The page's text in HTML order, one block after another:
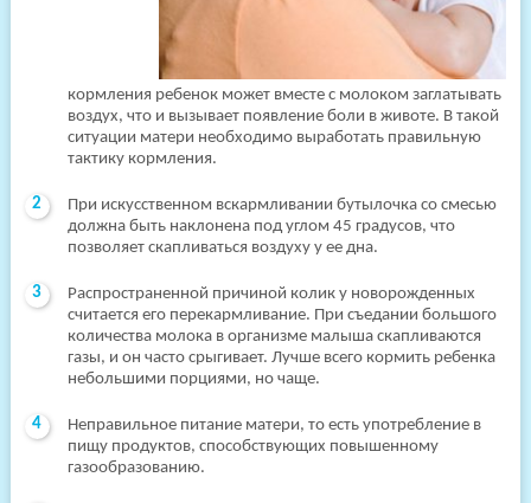
кормления ребенок может вместе с молоком заглатывать
воздух, что и вызывает появление боли в животе. В такой
ситуации матери необходимо выработать правильную
тактику кормления.
При искусственном вскармливании бутылочка со смесью
должна быть наклонена под углом 45 градусов, что
позволяет скапливаться воздуху у ее дна.
Распространенной причиной колик у новорожденных
считается его перекармливание. При съедании большого
количества молока в организме малыша скапливаются
газы, и он часто срыгивает. Лучше всего кормить ребенка
небольшими порциями, но чаще.
Неправильное питание матери, то есть употребление в
пищу продуктов, способствующих повышенному
газообразованию.